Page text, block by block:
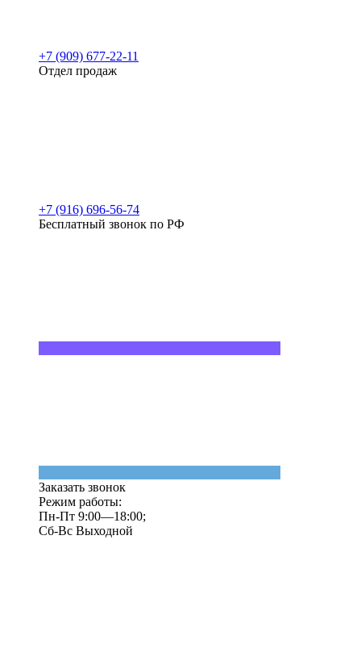
+7 (909) 677-22-11
Отдел продаж
+7 (916) 696-56-74
Бесплатный звонок по РФ
Заказать звонок
Режим работы:
Пн-Пт 9:00—18:00;
Сб-Вс Выходной